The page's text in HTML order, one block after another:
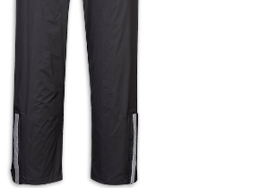
and Go rain pants from Lynx in size
the rain is carefree. The rain pants are
to the nylon material and taped seams.
nylon has good breathability, which
The rain pants are easy to put on
to the long zippers at the bottom of the
closure runs over this zipper for
The openings of the legs can be
with Velcro. For extra visibility in